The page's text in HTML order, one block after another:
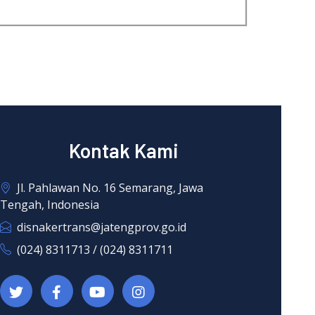
Kontak Kami
Jl. Pahlawan No. 16 Semarang, Jawa
Tengah, Indonesia
disnakertrans@jatengprov.go.id
(024) 8311713 / (024) 8311711